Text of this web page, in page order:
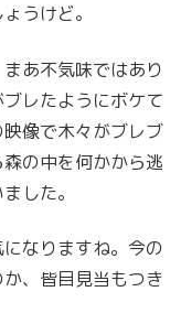
うけど。
あ不気味ではあり
レたようにボケて
像で木々がブレブ
の中を何かから逃
した。
なりますね。今の
、皆目見当もつき